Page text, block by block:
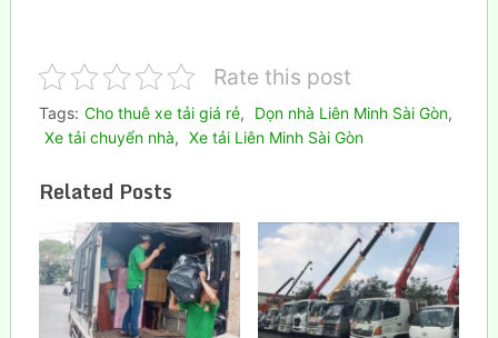
Rate this post
Tags: Cho thuê xe tải giá rẻ, Dọn nhà Liên Minh Sài Gòn,
Xe tải chuyển nhà, Xe tải Liên Minh Sài Gòn
Related Posts